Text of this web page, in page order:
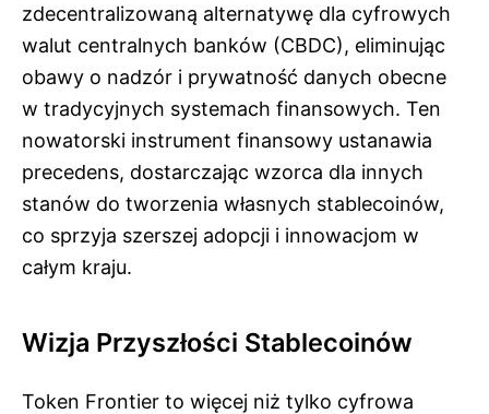
zdecentralizowaną alternatywę dla cyfrowych
walut centralnych banków (CBDC), eliminując
obawy o nadzór i prywatność danych obecne
w tradycyjnych systemach finansowych. Ten
nowatorski instrument finansowy ustanawia
precedens, dostarczając wzorca dla innych
stanów do tworzenia własnych stablecoinów,
co sprzyja szerszej adopcji i innowacjom w
całym kraju.
Wizja Przyszłości Stablecoinów
Token Frontier to więcej niż tylko cyfrowa